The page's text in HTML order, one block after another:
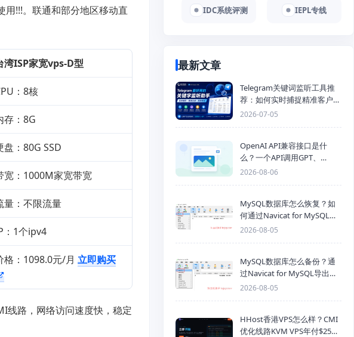
!!!。联通和部分地区移动直
湾ISP家宽vps-D型
：8核
存：8G
盘：80G SSD
宽：1000M家宽带宽
量：不限流量
：1个ipv4
格：1098.0元/月 立即购买
线路，网络访问速度快，稳定
IDC系统评测 IEPL专线
最新文章
Telegram关键词监听工具推
荐：如何实时捕捉精准客户，
提高获客效率？
2026-07-05
OpenAI API兼容接口是什
么？一个API调用GPT、
Claude、Gemini、DeepSeek
2026-08-06
MySQL数据库怎么恢复？如
何通过Navicat for MySQL导
入SQL备份文件
2026-08-05
MySQL数据库怎么备份？通
过Navicat for MySQL导出
Mysql数据库为SQL格式备份
2026-08-05
HHost香港VPS怎么样？CMI
优化线路KVM VPS年付$25